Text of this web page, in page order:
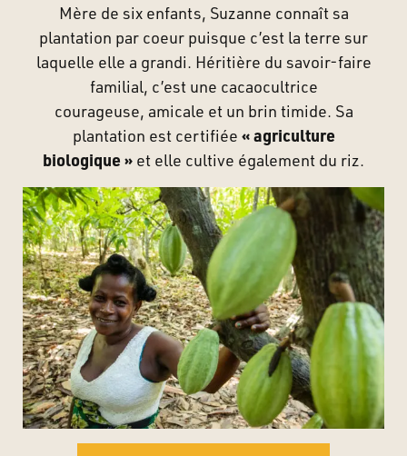
Mère de six enfants, Suzanne connaît sa
plantation par coeur puisque c’est la terre sur
laquelle elle a grandi. Héritière du savoir-faire
familial, c’est une cacaocultrice
courageuse, amicale et un brin timide. Sa
plantation est certifiée « agriculture
biologique » et elle cultive également du riz.